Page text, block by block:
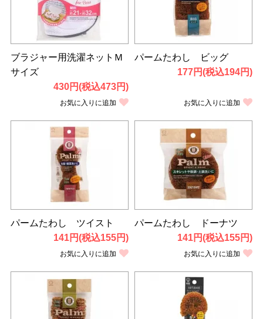
ブラジャー用洗濯ネットＭ
サイズ
430円(税込473円)
お気に入りに追加
パームたわし ビッグ
177円(税込194円)
お気に入りに追加
パームたわし ツイスト
141円(税込155円)
お気に入りに追加
パームたわし ドーナツ
141円(税込155円)
お気に入りに追加